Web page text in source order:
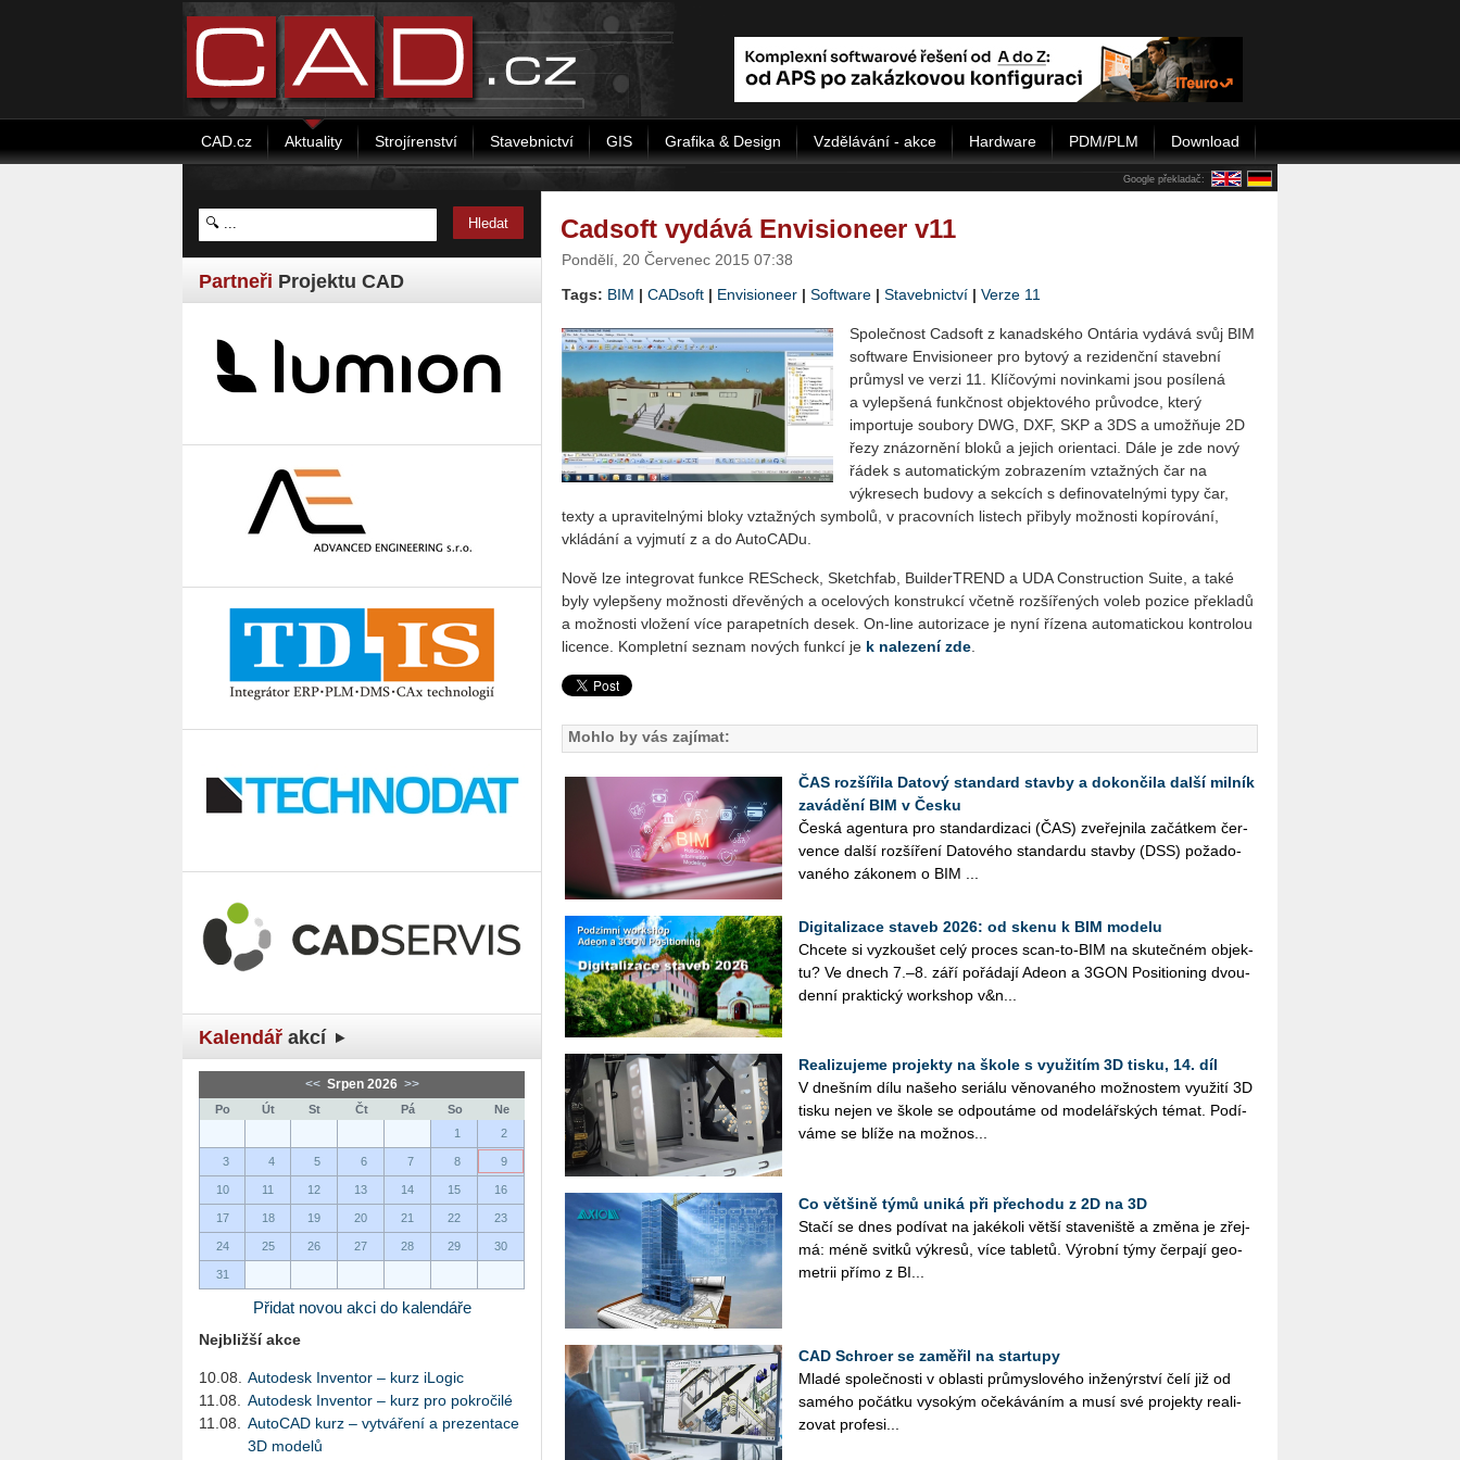
CAD.cz Aktuality Strojírenství Stavebnictví GIS Grafika & Design Vzdělávání - akce Hardware PDM/PLM Download
Google překladač:
Partneři Projektu CAD
Kalendář akcí
<< Srpen 2026 >>
Po Út St Čt Pá So
Ne
1
2
3 4 5 6 7 8 9
10 11 12 13 14 15 16
17 18 19 20 21 22 23
24 25 26 27 28 29 30
31
Přidat novou akci do kalendáře
Nejbližší akce
10.08.
Autodesk Inventor – kurz iLogic
11.08.
Autodesk Inventor – kurz pro pokročilé
11.08.
AutoCAD kurz – vytváření a prezentace
3D modelů
Cadsoft vydává Envisioneer v11
Pondělí, 20 Červenec 2015 07:38
Tags: BIM | CADsoft | Envisioneer | Software | Stavebnictví | Verze 11
Společnost Cadsoft z kanadského Ontária vydává svůj BIM
software Envisioneer pro bytový a rezidenční stavební
průmysl ve verzi 11. Klíčovými novinkami jsou posílená
a vylepšená funkčnost objektového průvodce, který
importuje soubory DWG, DXF, SKP a 3DS a umožňuje 2D
řezy znázornění bloků a jejich orientaci. Dále je zde nový
řádek s automatickým zobrazením vztažných čar na
výkresech budovy a sekcích s definovatelnými typy čar,
texty a upravitelnými bloky vztažných symbolů, v pracovních listech přibyly možnosti kopírování,
vkládání a vyjmutí z a do AutoCADu.
Nově lze integrovat funkce REScheck, Sketchfab, BuilderTREND a UDA Construction Suite, a také
byly vylepšeny možnosti dřevěných a ocelových konstrukcí včetně rozšířených voleb pozice překladů
a možnosti vložení více parapetních desek. On-line autorizace je nyní řízena automatickou kontrolou
licence. Kompletní seznam nových funkcí je k nalezení zde
Mohlo by vás zajímat:
ČAS rozšířila Datový standard stavby a dokončila další milník
zavádění BIM v Česku
Česká agen­tu­ra pro stan­dar­di­za­ci (ČAS) zve­řej­ni­la za­čát­kem čer­
ven­ce další roz­ší­ře­ní Da­to­vé­ho stan­dar­du stav­by (DSS) po­ža­do­
va­né­ho zá­ko­nem o BIM ...
Digitalizace staveb 2026: od skenu k BIM modelu
Chce­te si vy­zkou­šet celý pro­ces scan-to-BIM na sku­teč­ném ob­jek­
tu? Ve dnech 7.–8. září po­řá­da­jí Adeon a 3GON Po­si­ti­o­ning dvou­
den­ní prak­tic­ký work­shop v&n...
Realizujeme projekty na škole s využitím 3D tisku, 14. díl
V dneš­ním dílu na­še­ho se­ri­á­lu vě­no­va­né­ho mož­nos­tem vy­u­ži­tí 3D
tisku nejen ve škole se od­pou­tá­me od mo­de­lář­ských témat. Po­dí­
vá­me se blíže na mož­nos­...
Co většině týmů uniká při přechodu z 2D na 3D
Stačí se dnes po­dí­vat na ja­ké­ko­li větší sta­ve­niš­tě a změna je zřej­
má: méně svit­ků vý­kre­sů, více table­tů. Vý­rob­ní týmy čer­pa­jí ge­o­
me­t­rii přímo z BI...
CAD Schroer se zaměřil na startupy
Mladé spo­leč­nos­ti v ob­las­ti prů­mys­lo­vé­ho in­že­nýr­ství čelí již od
sa­mé­ho po­čát­ku vy­so­kým oče­ká­vá­ním a musí své pro­jek­ty re­a­li­
zo­vat pro­fe­si­...